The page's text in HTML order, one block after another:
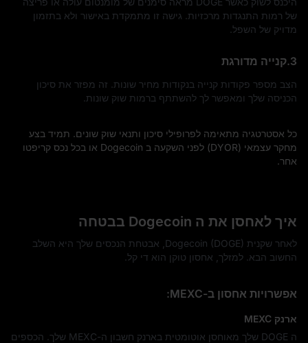
של רמות התנגדות מרכזיות. גישה זו מתמקדת באישור ולא בתזמון
מדויק של השפל.
3.קנייה מדורגת
הצב מספר פקודות קנייה בנקודות מחיר שונות. זה מפזר את סיכון
הכניסה שלך ומאפשר לך להשתתף ברמות שוק שונות.
כל אסטרטגיה מתאימה לפרופילי סיכון ותנאי שוק שונים. תמיד בצע
מחקר עצמאי (DYOR) לפני השקעה ב Dogecoin או בכל נכס קריפטו
אחר.
איך לאחסן את ה Dogecoin בבטחה
לאחר שקנית Dogecoin (DOGE), אבטחת הנכסים שלך היא השלב
החשוב הבא. למזלך, אחסון טוקן הוא די קל.
אפשרויות אחסון ב-MEXC:
ארנק MEXC
ה DOGE שלך מאוחסן אוטומטית בארנק חשבון ה-MEXC שלך. הכספים